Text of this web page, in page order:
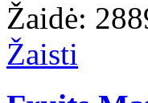
Žaidė:
Žaisti